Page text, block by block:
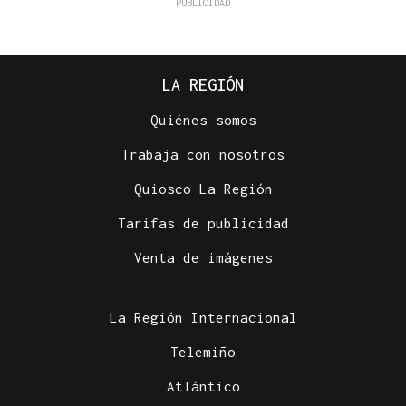
LA REGIÓN
Quiénes somos
Trabaja con nosotros
Quiosco La Región
Tarifas de publicidad
Venta de imágenes
La Región Internacional
Telemiño
Atlántico